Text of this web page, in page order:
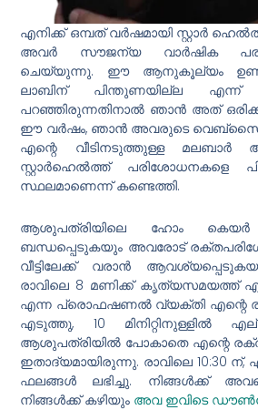
എനിക്ക് ഒമ്പത് വർഷമായി സ്റ്റാർ
അവർ സൗജന്യ വാർഷിക
ചെയ്യുന്നു. ഈ ആനുകൂല്യം
ലാബിന് പിന്തുണയില്ല
പറഞ്ഞിരുന്നതിനാൽ ഞാൻ അത്
ഈ വർഷം, ഞാൻ അവരുടെ വെബ്‌സൈറ്റ്
എന്റെ വീടിനടുത്തുള്ള മലബാർ
സ്റ്റാർഹെൽത്ത് പരിശോധനകളെ
സ്ഥലമാണെന്ന് കണ്ടെത്തി.
ആശുപത്രിയിലെ ഹോം കെയർ
ബന്ധപ്പെടുകയും അവരോട്
വീട്ടിലേക്ക് വരാൻ
രാവിലെ 8 മണിക്ക് കൃത്യസമയത്ത്
എന്ന പ്രൊഫഷണൽ വ്യക്തി എന്റെ
എടുത്തു, 10 മിനിറ്റിനുള്ളിൽ
ആശുപത്രിയിൽ പോകാതെ എന്റെ
ഇതാദ്യമായിരുന്നു. രാവിലെ 10:30 ന്,
ഫലങ്ങൾ ലഭിച്ചു. നിങ്ങൾക്ക്
നിങ്ങൾക്ക് കഴിയും അവ ഇവിടെ